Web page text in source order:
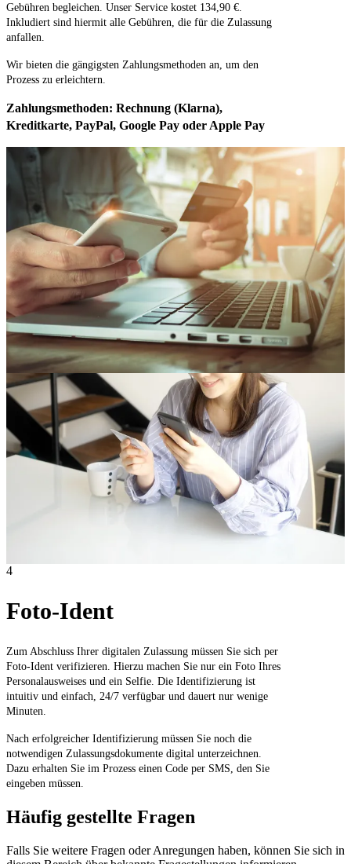
Gebühren begleichen. Unser Service kostet 134,90 €.
Inkludiert sind hiermit alle Gebühren, die für die Zulassung
anfallen.
Wir bieten die gängigsten Zahlungsmethoden an, um den
Prozess zu erleichtern.
Zahlungsmethoden: Rechnung (Klarna),
Kreditkarte, PayPal, Google Pay oder Apple Pay
4
Foto-Ident
Zum Abschluss Ihrer digitalen Zulassung müssen Sie sich per
Foto-Ident verifizieren. Hierzu machen Sie nur ein Foto Ihres
Personalausweises und ein Selfie. Die Identifizierung ist
intuitiv und einfach, 24/7 verfügbar und dauert nur wenige
Minuten.
Nach erfolgreicher Identifizierung müssen Sie noch die
notwendigen Zulassungsdokumente digital unterzeichnen.
Dazu erhalten Sie im Prozess einen Code per SMS, den Sie
eingeben müssen.
Häufig gestellte Fragen
Falls Sie weitere Fragen oder Anregungen haben, können Sie sich in